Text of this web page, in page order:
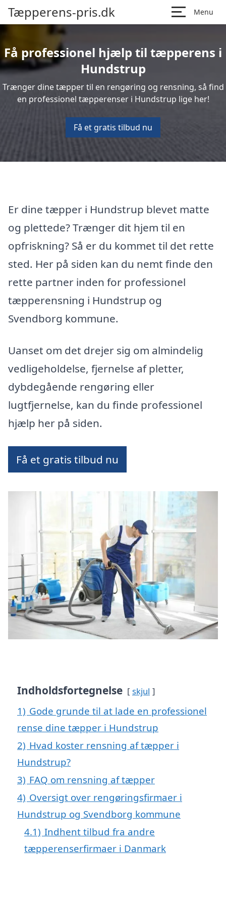
Tæpperens-pris.dk Menu
Få professionel hjælp til tæpperens i
Hundstrup
Trænger dine tæpper til en rengøring og rensning, så find
en professionel tæpperenser i Hundstrup lige her!
Få et gratis tilbud nu
Er dine tæpper i Hundstrup blevet matte
og plettede? Trænger dit hjem til en
opfriskning? Så er du kommet til det rette
sted. Her på siden kan du nemt finde den
rette partner inden for professionel
tæpperensning i Hundstrup og
Svendborg kommune.
Uanset om det drejer sig om almindelig
vedligeholdelse, fjernelse af pletter,
dybdegående rengøring eller
lugtfjernelse, kan du finde professionel
hjælp her på siden.
Få et gratis tilbud nu
Indholdsfortegnelse skjul
1) Gode grunde til at lade en professionel
rense dine tæpper i Hundstrup
2) Hvad koster rensning af tæpper i
Hundstrup?
3) FAQ om rensning af tæpper
4) Oversigt over rengøringsfirmaer i
Hundstrup og Svendborg kommune
4.1) Indhent tilbud fra andre
tæpperenserfirmaer i Danmark